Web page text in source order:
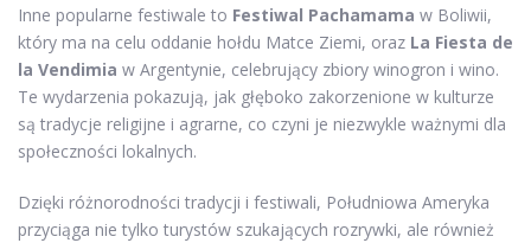
Inne popularne festiwale to Festiwal Pachamama w Boliwii,
który ma na celu oddanie hołdu Matce Ziemi, oraz La Fiesta de
la Vendimia w Argentynie, celebrujący zbiory winogron i wino.
Te wydarzenia pokazują, jak głęboko zakorzenione w kulturze
są tradycje religijne i agrarne, co czyni je niezwykle ważnymi dla
społeczności lokalnych.
Dzięki różnorodności tradycji i festiwali, Południowa Ameryka
przyciąga nie tylko turystów szukających rozrywki, ale również